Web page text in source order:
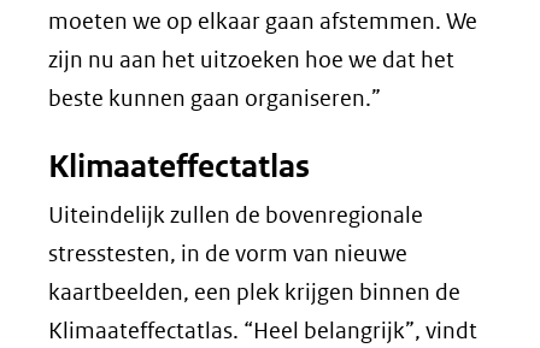
moeten we op elkaar gaan afstemmen. We
zijn nu aan het uitzoeken hoe we dat het
beste kunnen gaan organiseren.”
Klimaateffectatlas
Uiteindelijk zullen de bovenregionale
stresstesten, in de vorm van nieuwe
kaartbeelden, een plek krijgen binnen de
Klimaateffectatlas. “Heel belangrijk”, vindt